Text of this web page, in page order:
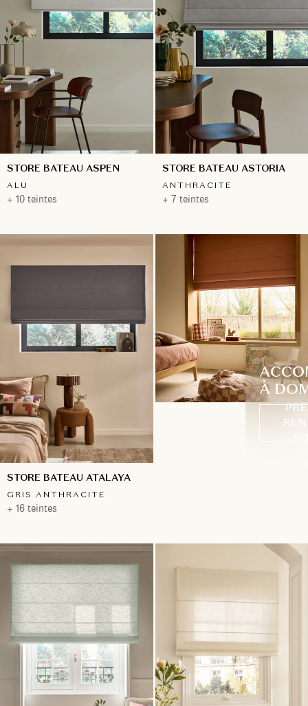
STORE BATEAU ASPEN
ALU
+ 10 teintes
STORE BATEAU ASTORIA
ANTHRACITE
+ 7 teintes
STORE BATEAU ATALAYA
GRIS ANTHRACITE
+ 16 teintes
À